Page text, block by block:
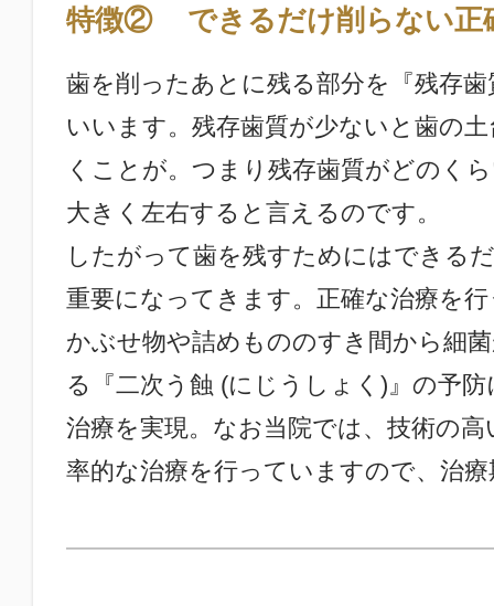
特徴② できるだけ削らない正
歯を削ったあとに残る部分を『残存
いいます。残存歯質が少ないと歯の
くことが。つまり残存歯質がどのく
大きく左右すると言えるのです。
したがって歯を残すためにはできる
重要になってきます。正確な治療を
かぶせ物や詰めもののすき間から細
る『二次う蝕 (にじうしょく)』の予
治療を実現。なお当院では、技術の
率的な治療を行っていますので、治